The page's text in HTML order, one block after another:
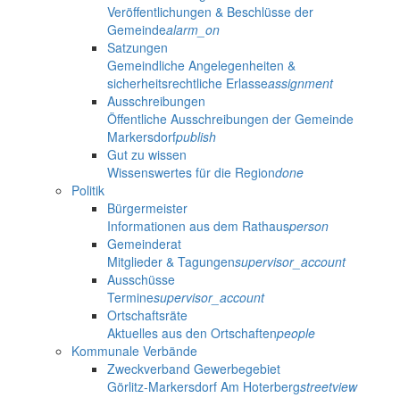
Veröffentlichungen & Beschlüsse der
Gemeindealarm_on
Satzungen
Gemeindliche Angelegenheiten &
sicherheitsrechtliche Erlasseassignment
Ausschreibungen
Öffentliche Ausschreibungen der Gemeinde
Markersdorfpublish
Gut zu wissen
Wissenswertes für die Regiondone
Politik
Bürgermeister
Informationen aus dem Rathausperson
Gemeinderat
Mitglieder & Tagungensupervisor_account
Ausschüsse
Terminesupervisor_account
Ortschaftsräte
Aktuelles aus den Ortschaftenpeople
Kommunale Verbände
Zweckverband Gewerbegebiet
Görlitz-Markersdorf Am Hoterbergstreetview